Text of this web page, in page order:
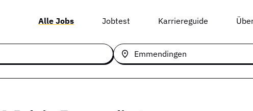
Alle Jobs Jobtest Karriereguide